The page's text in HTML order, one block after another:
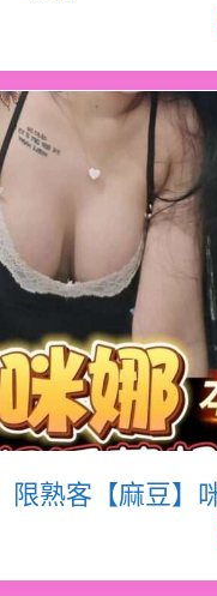
限熟客【麻豆】